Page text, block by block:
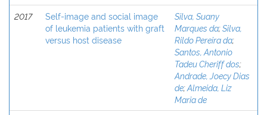
2017
Self-image and social image
of leukemia patients with graft
versus host disease
Silva, Suany
Marques da;Silva,
Rildo Pereira da;
Santos, Antonio
Tadeu Cheriff dos;
Andrade, Joecy Dias
de;Almeida, Liz
Maria de